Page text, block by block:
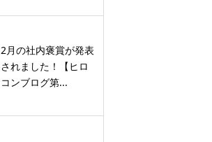
2月の社内褒賞が発表
されました！【ヒロ
コンブログ第...